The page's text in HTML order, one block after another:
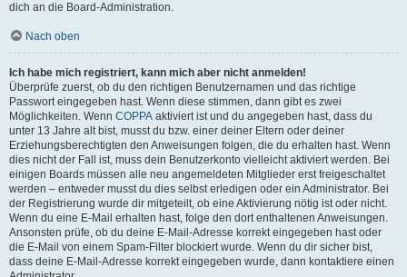
dich an die Board-Administration.
Nach oben
Ich habe mich registriert, kann mich aber nicht anmelden!
Überprüfe zuerst, ob du den richtigen Benutzernamen und das richtige
Passwort eingegeben hast. Wenn diese stimmen, dann gibt es zwei
Möglichkeiten. Wenn COPPA aktiviert ist und du angegeben hast, dass du
unter 13 Jahre alt bist, musst du bzw. einer deiner Eltern oder deiner
Erziehungsberechtigten den Anweisungen folgen, die du erhalten hast. Wenn
dies nicht der Fall ist, muss dein Benutzerkonto vielleicht aktiviert werden. Bei
einigen Boards müssen alle neu angemeldeten Mitglieder erst freigeschaltet
werden – entweder musst du dies selbst erledigen oder ein Administrator. Bei
der Registrierung wurde dir mitgeteilt, ob eine Aktivierung nötig ist oder nicht.
Wenn du eine E-Mail erhalten hast, folge den dort enthaltenen Anweisungen.
Ansonsten prüfe, ob du deine E-Mail-Adresse korrekt eingegeben hast oder
die E-Mail von einem Spam-Filter blockiert wurde. Wenn du dir sicher bist,
dass deine E-Mail-Adresse korrekt eingegeben wurde, dann kontaktiere einen